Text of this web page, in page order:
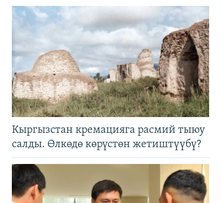
Кыргызстан кремацияга расмий тыюу
салды. Өлкөдө көрүстөн жетиштүүбү?